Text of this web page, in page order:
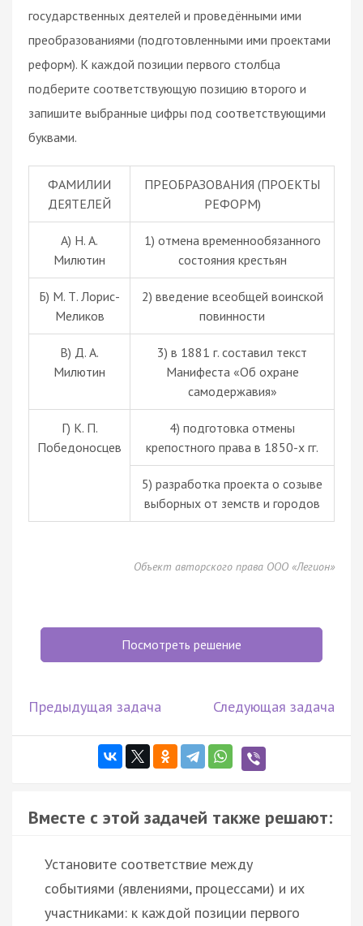
государственных деятелей и проведёнными ими
преобразованиями (подготовленными ими проектами
реформ). К каждой позиции первого столбца
подберите соответствующую позицию второго и
запишите выбранные цифры под соответствующими
буквами.
ФАМИЛИИ
ДЕЯТЕЛЕЙ
ПРЕОБРАЗОВАНИЯ (ПРОЕКТЫ
РЕФОРМ)
А) Н. А.
Милютин
1) отмена временнообязанного
состояния крестьян
Б) М. Т. Лорис-
Меликов
2) введение всеобщей воинской
повинности
В) Д. А.
Милютин
3) в 1881 г. составил текст
Манифеста «Об охране
самодержавия»
Г) К. П.
Победоносцев
4) подготовка отмены
крепостного права в 1850-х гг.
5) разработка проекта о созыве
выборных от земств и городов
Объект авторского права ООО «Легион»
Посмотреть решение
Предыдущая задача Следующая задача
Вместе с этой задачей также решают:
Установите соответствие между
событиями (явлениями, процессами) и их
участниками: к каждой позиции первого